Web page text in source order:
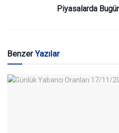
Piyasalarda
BenzerYazılar